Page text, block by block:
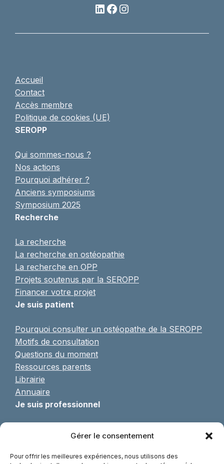
Gérer le consentement
Pour offrir les meilleures expériences, nous utilisons des
LinkedIn
Facebook
Instagram
Accueil
Contact
Accès membre
Politique de cookies (UE)
SEROPP
Qui sommes-nous ?
Nos actions
Pourquoi adhérer ?
Anciens symposiums
Symposium 2025
Recherche
La recherche
La recherche en ostéopathie
La recherche en OPP
Projets soutenus par la SEROPP
Financer votre projet
Je suis patient
Pourquoi consulter un ostéopathe de la SEROPP
Motifs de consultation
Questions du moment
Ressources parents
Librairie
Annuaire
Je suis professionnel
Formulaire d’adhésion
Formations continues